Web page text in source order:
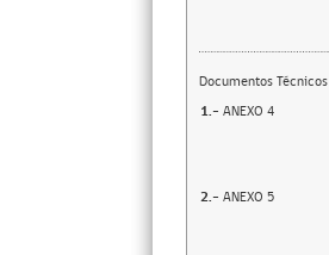
Documentos Técnicos
1.- ANEXO 4
2.- ANEXO 5